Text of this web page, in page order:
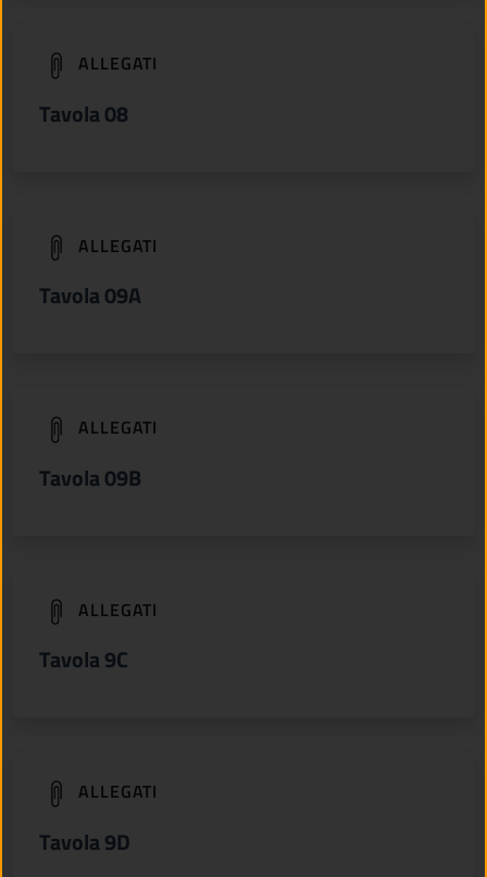
ALLEGATI
Tavola 08
(apre in un'altra scheda).
ALLEGATI
Tavola 09A
(apre in un'altra scheda).
ALLEGATI
Tavola 09B
(apre in un'altra scheda).
ALLEGATI
Tavola 9C
(apre in un'altra scheda).
ALLEGATI
Tavola 9D
(apre in un'altra scheda).